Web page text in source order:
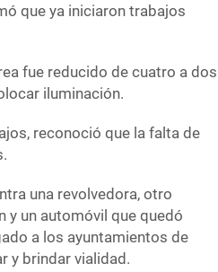
que ya iniciaron trabajos
fue reducido de cuatro a dos
iluminación.
reconoció que la falta de
una revolvedora, otro
y un automóvil que quedó
a los ayuntamientos de
y brindar vialidad.